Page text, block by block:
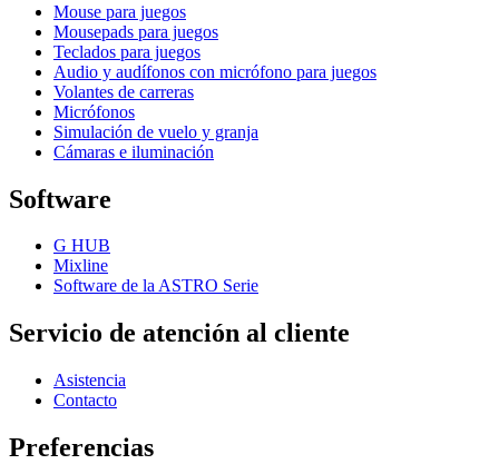
Mouse para juegos
Mousepads para juegos
Teclados para juegos
Audio y audífonos con micrófono para juegos
Volantes de carreras
Micrófonos
Simulación de vuelo y granja
Cámaras e iluminación
Software
G HUB
Mixline
Software de la ASTRO Serie
Servicio de atención al cliente
Asistencia
Contacto
Preferencias